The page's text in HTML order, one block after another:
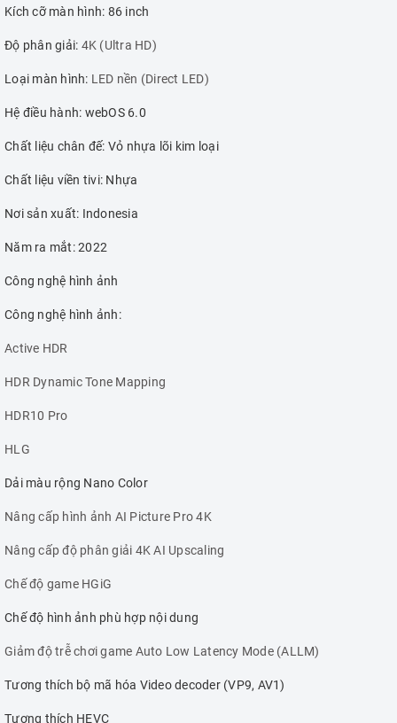
Kích cỡ màn hình: 86 inch
Độ phân giải: 4K (Ultra HD)
Loại màn hình: LED nền (Direct LED)
Hệ điều hành: webOS 6.0
Chất liệu chân đế: Vỏ nhựa lõi kim loại
Chất liệu viền tivi: Nhựa
Nơi sản xuất: Indonesia
Năm ra mắt: 2022
Công nghệ hình ảnh
Công nghệ hình ảnh:
Active HDR
HDR Dynamic Tone Mapping
HDR10 Pro
HLG
Dải màu rộng Nano Color
Nâng cấp hình ảnh AI Picture Pro 4K
Nâng cấp độ phân giải 4K AI Upscaling
Chế độ game HGiG
Chế độ hình ảnh phù hợp nội dung
Giảm độ trễ chơi game Auto Low Latency Mode (ALLM)
Tương thích bộ mã hóa Video decoder (VP9, AV1)
Tương thích HEVC